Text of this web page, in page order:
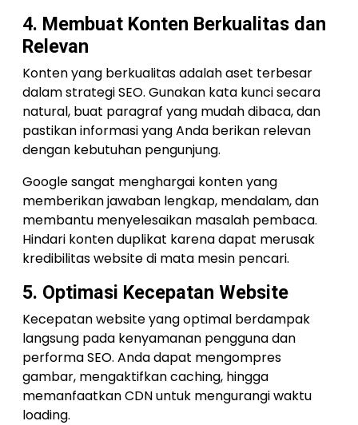
4. Membuat Konten Berkualitas dan
Relevan
Konten yang berkualitas adalah aset terbesar
dalam strategi SEO. Gunakan kata kunci secara
natural, buat paragraf yang mudah dibaca, dan
pastikan informasi yang Anda berikan relevan
dengan kebutuhan pengunjung.
Google sangat menghargai konten yang
memberikan jawaban lengkap, mendalam, dan
membantu menyelesaikan masalah pembaca.
Hindari konten duplikat karena dapat merusak
kredibilitas website di mata mesin pencari.
5. Optimasi Kecepatan Website
Kecepatan website yang optimal berdampak
langsung pada kenyamanan pengguna dan
performa SEO. Anda dapat mengompres
gambar, mengaktifkan caching, hingga
memanfaatkan CDN untuk mengurangi waktu
loading.